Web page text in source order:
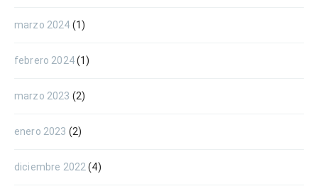
marzo 2024 (1)
febrero 2024(1)
marzo 2023 (2)
enero 2023 (2)
diciembre 2022 (4)